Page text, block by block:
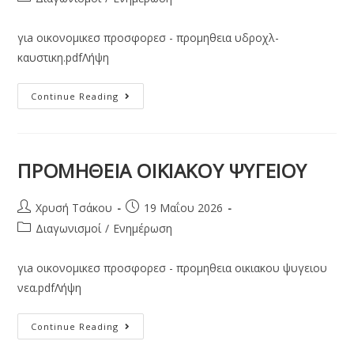
γιa οικονομικεσ προσφορεσ - προμηθεια υδροχλ-
καυστικη.pdfΛήψη
Continue Reading
ΠΡΟΜΗΘΕΙΑ ΟΙΚΙΑΚΟΥ ΨΥΓΕΙΟΥ
Χρυσή Τσάκου
19 Μαΐου 2026
Διαγωνισμοί / Ενημέρωση
γιa οικονομικεσ προσφορεσ - προμηθεια οικιακου ψυγειου
νεα.pdfΛήψη
Continue Reading